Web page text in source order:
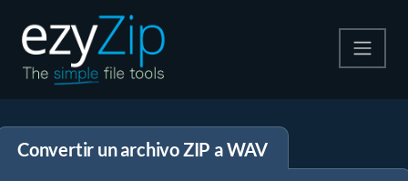
Descomprime
Convertir un archivo ZIP a WAV